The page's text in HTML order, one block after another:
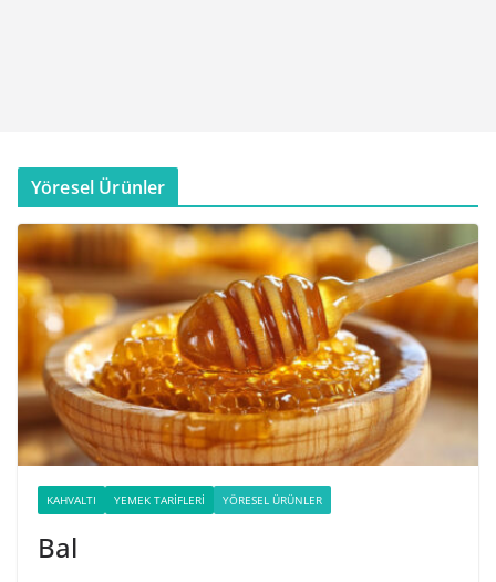
Yöresel Ürünler
KAHVALTI YEMEK TARIFLERI YÖRESEL ÜRÜNLER
Bal